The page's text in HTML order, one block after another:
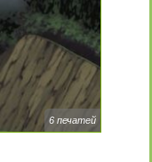
6 печатей